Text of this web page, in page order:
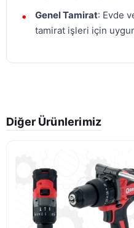
Genel Tamirat: Evde
tamirat işleri için
Diğer Ürünlerimiz